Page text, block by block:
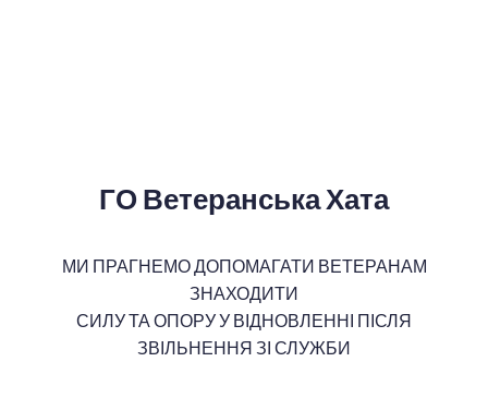
ГО Ветеранська Хата
МИ ПРАГНЕМО ДОПОМАГАТИ ВЕТЕРАНАМ
ЗНАХОДИТИ
СИЛУ ТА ОПОРУ У ВІДНОВЛЕННІ ПІСЛЯ
ЗВІЛЬНЕННЯ ЗІ СЛУЖБИ